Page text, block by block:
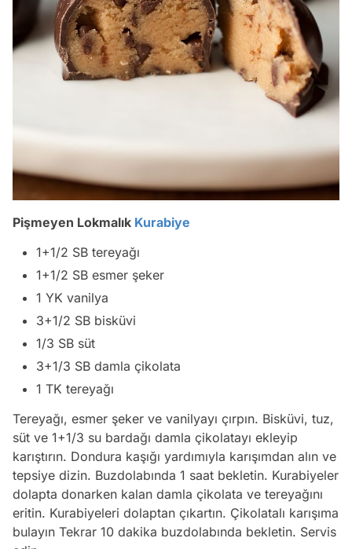
Pişmeyen Lokmalık Kurabiye
1+1/2 SB tereyağı
1+1/2 SB esmer şeker
1 YK vanilya
3+1/2 SB bisküvi
1/3 SB süt
3+1/3 SB damla çikolata
1 TK tereyağı
Tereyağı, esmer şeker ve vanilyayı çırpın. Bisküvi, tuz,
süt ve 1+1/3 su bardağı damla çikolatayı ekleyip
karıştırın. Dondura kaşığı yardımıyla karışımdan alın ve
tepsiye dizin. Buzdolabında 1 saat bekletin. Kurabiyeler
dolapta donarken kalan damla çikolata ve tereyağını
eritin. Kurabiyeleri dolaptan çıkartın. Çikolatalı karışıma
bulayın Tekrar 10 dakika buzdolabında bekletin. Servis